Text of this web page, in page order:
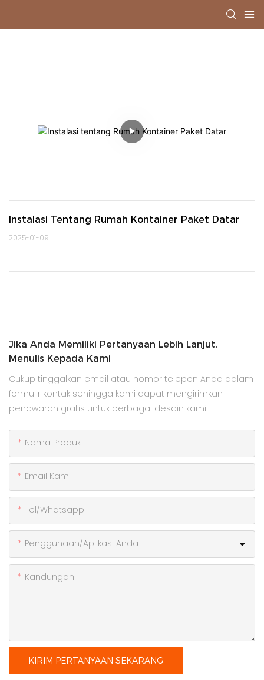
Instalasi Tentang Rumah Kontainer Paket Datar
2025-01-09
Jika Anda Memiliki Pertanyaan Lebih Lanjut,
Menulis Kepada Kami
Cukup tinggalkan email atau nomor telepon Anda dalam
formulir kontak sehingga kami dapat mengirimkan
penawaran gratis untuk berbagai desain kami!
Nama Produk
Email Kami
Tel/whatsapp
Penggunaan/Aplikasi Anda
Kandungan
KIRIM PERTANYAAN SEKARANG